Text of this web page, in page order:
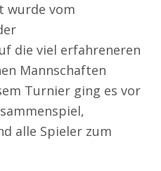
wurde vom
die viel erfahreneren
Mannschaften
Turnier ging es vor
alle Spieler zum